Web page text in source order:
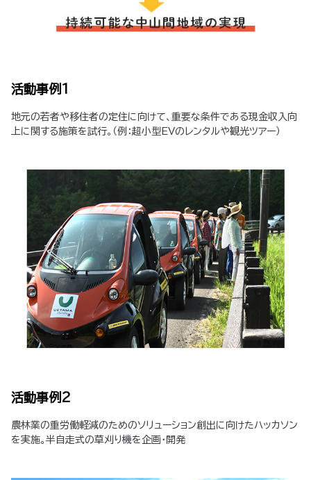
活動事例1
地元の若者や移住者の定住に向けて、重要な条件である現金収入向
上に関する施策を試行。（例：超小型EVのレンタルや観光ツアー）
活動事例2
農林業の重労働軽減のためのソリューション創出に向けたハッカソン
を実施。半自走式の草刈り機を企画・開発